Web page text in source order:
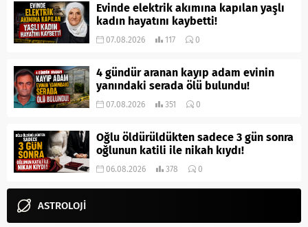
Evinde elektrik akımına kapılan yaşlı
kadın hayatını kaybetti!
07.08.2026 117 0
4 gündür aranan kayıp adam evinin
yanındaki serada ölü bulundu!
07.08.2026 351 0
Oğlu öldürüldükten sadece 3 gün sonra
oğlunun katili ile nikah kıydı!
06.08.2026 378 0
ASTROLOJİ